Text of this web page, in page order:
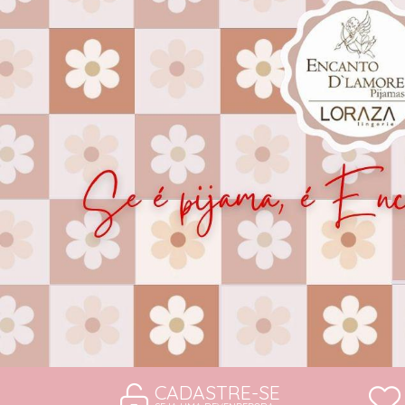
CAMISOLAS E ROBES
CONJUNTOS
SUTIÃS
CADASTRE-SE